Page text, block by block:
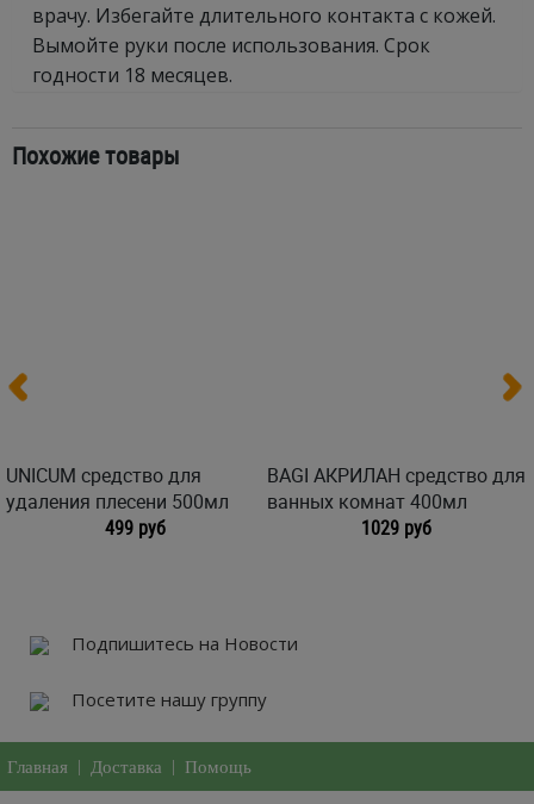
врачу. Избегайте длительного контакта с кожей.
Вымойте руки после использования. Срок
годности 18 месяцев.
Похожие товары
UNICUM средство для
удаления плесени 500мл
499 руб
BAGI АКРИЛАН средство для
ванных комнат 400мл
1029 руб
Подпишитесь на Новости
Посетите нашу группу
Главная Доставка Помощь